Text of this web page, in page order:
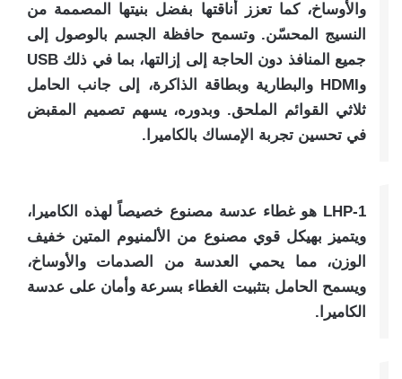
والأوساخ، كما تعزز أناقتها بفضل بنيتها المصممة من
النسيج المحسّن. وتسمح حافظة الجسم بالوصول إلى
جميع المنافذ دون الحاجة إلى إزالتها، بما في ذلك USB
وHDMI والبطارية وبطاقة الذاكرة، إلى جانب الحامل
ثلاثي القوائم الملحق. وبدوره، يسهم تصميم المقبض
في تحسين تجربة الإمساك بالكاميرا.
LHP-1 هو غطاء عدسة مصنوع خصيصاً لهذه الكاميرا،
ويتميز بهيكل قوي مصنوع من الألمنيوم المتين خفيف
الوزن، مما يحمي العدسة من الصدمات والأوساخ،
ويسمح الحامل بتثبيت الغطاء بسرعة وأمان على عدسة
الكاميرا.